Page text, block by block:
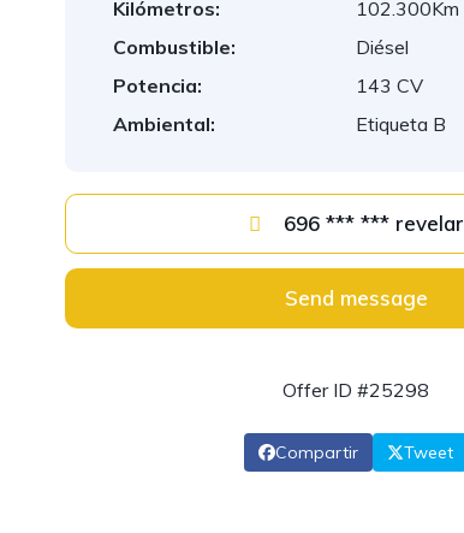
Kilómetros:
102.300Km
Combustible:
Diésel
Potencia:
143 CV
Ambiental:
Etiqueta B
696 *** *** revelar
Send message
Offer ID #25298
Compartir Tweet